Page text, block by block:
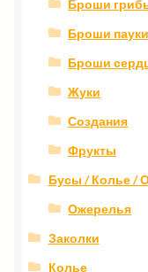
Броши
Броши пауки
Броши
Жуки
Создания
Фрукты
Бусы / Колье /
Ожерелья
Заколки
Колье